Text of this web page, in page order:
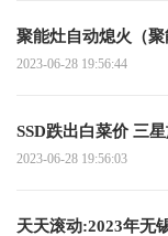
聚能灶自动熄火（
2023-06-28 19:56:44
SSD跌出白菜价 三
2023-06-28 19:56:03
天天滚动:2023年无